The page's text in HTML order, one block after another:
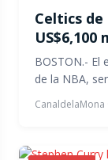
Celtics
US$6,100
BOSTON.- El
de la NBA,
CanaldelaMona